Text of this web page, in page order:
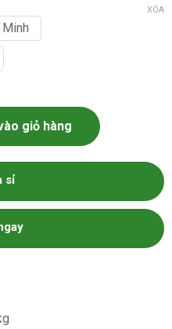
Minh
XÓA
giỏ hàng
sỉ